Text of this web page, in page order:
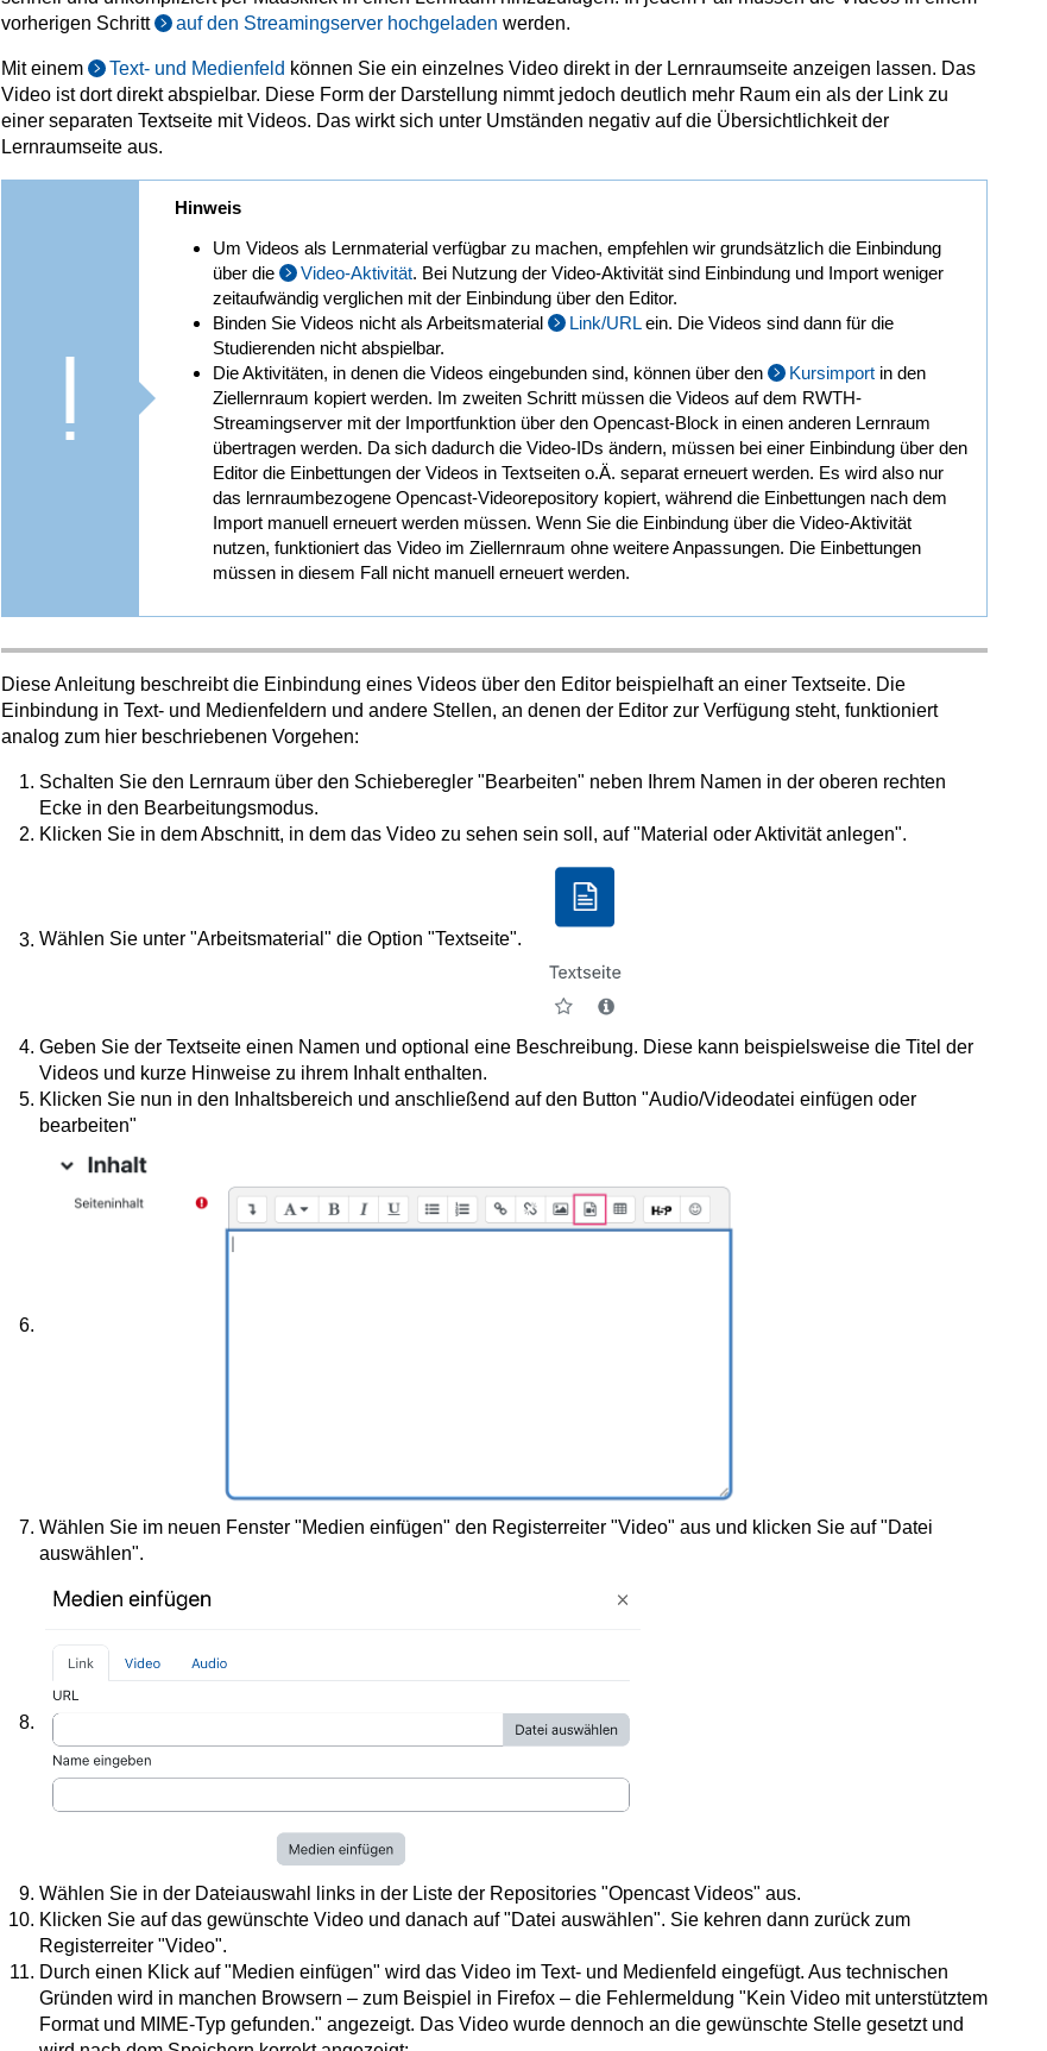
vorherigen Schritt
auf den Streamingserver hochgeladen werden.
Mit einem Text- und Medienfeld können Sie ein einzelnes Video direkt in der Lernraumseite anzeigen lassen. Das
Video ist dort direkt abspielbar. Diese Form der Darstellung nimmt jedoch deutlich mehr Raum ein als der Link zu
einer separaten Textseite mit Videos. Das wirkt sich unter Umständen negativ auf die Übersichtlichkeit der
Lernraumseite aus.
Hinweis
Um Videos als Lernmaterial verfügbar zu machen, empfehlen wir grundsätzlich die Einbindung
über die
Video-Aktivität. Bei Nutzung der Video-Aktivität sind Einbindung und Import weniger
zeitaufwändig verglichen mit der Einbindung über den Editor.
Binden Sie Videos nicht als Arbeitsmaterial
Link/URLein. Die Videos sind dann für die
Studierenden nicht abspielbar.
Die Aktivitäten, in denen die Videos eingebunden sind, können über den
Kursimport in den
Ziellernraum kopiert werden. Im zweiten Schritt müssen die Videos auf dem RWTH-
Streamingserver mit der Importfunktion über den Opencast-Block in einen anderen Lernraum
übertragen werden. Da sich dadurch die Video-IDs ändern, müssen bei einer Einbindung über den
Editor die Einbettungen der Videos in Textseiten o.Ä. separat erneuert werden. Es wird also nur
das lernraumbezogene Opencast-Videorepository kopiert, während die Einbettungen nach dem
Import manuell erneuert werden müssen. Wenn Sie die Einbindung über die Video-Aktivität
nutzen, funktioniert das Video im Ziellernraum ohne weitere Anpassungen. Die Einbettungen
müssen in diesem Fall nicht manuell erneuert werden.
Diese Anleitung beschreibt die Einbindung eines Videos über den Editor beispielhaft an einer Textseite. Die
Einbindung in Text- und Medienfeldern und andere Stellen, an denen der Editor zur Verfügung steht, funktioniert
analog zum hier beschriebenen Vorgehen:
Schalten Sie den Lernraum über den Schieberegler "Bearbeiten" neben Ihrem Namen in der oberen rechten
Ecke in den Bearbeitungsmodus.
Klicken Sie in dem Abschnitt, in dem das Video zu sehen sein soll, auf "Material oder Aktivität anlegen".
Wählen Sie unter "Arbeitsmaterial" die Option "Textseite".
Geben Sie der Textseite einen Namen und optional eine Beschreibung. Diese kann beispielsweise die Titel der
Videos und kurze Hinweise zu ihrem Inhalt enthalten.
Klicken Sie nun in den Inhaltsbereich und anschließend auf den Button "Audio/Videodatei einfügen oder
bearbeiten"
Wählen Sie im neuen Fenster "Medien einfügen" den Registerreiter "Video" aus und klicken Sie auf "Datei
auswählen".
Wählen Sie in der Dateiauswahl links in der Liste der Repositories "Opencast Videos" aus.
Klicken Sie auf das gewünschte Video und danach auf "Datei auswählen". Sie kehren dann zurück zum
Registerreiter "Video".
Durch einen Klick auf "Medien einfügen" wird das Video im Text- und Medienfeld eingefügt. Aus technischen
Gründen wird in manchen Browsern – zum Beispiel in Firefox – die Fehlermeldung "Kein Video mit unterstütztem
Format und MIME-Typ gefunden." angezeigt. Das Video wurde dennoch an die gewünschte Stelle gesetzt und